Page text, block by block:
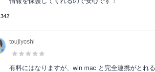
342
toujiyoshi
有料にはなりますが、win mac と完全連携がとれ